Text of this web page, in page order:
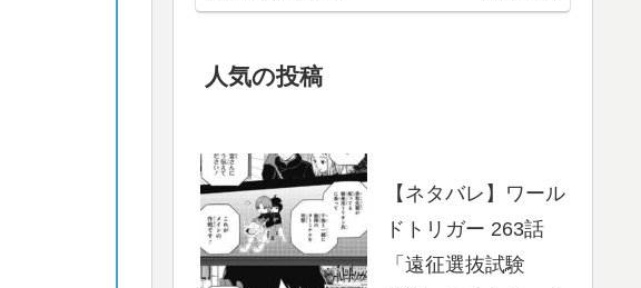
人気の投稿
【ネタバレ】ワール
ドトリガー 263話
「遠征選抜試験